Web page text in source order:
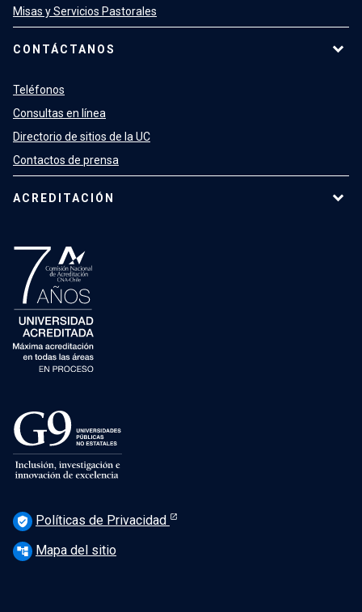
Misas y Servicios Pastorales
CONTÁCTANOS
Teléfonos
Consultas en línea
Directorio de sitios de la UC
Contactos de prensa
ACREDITACIÓN
verified_user Políticas de Privacidad
account_tree Mapa del sitio